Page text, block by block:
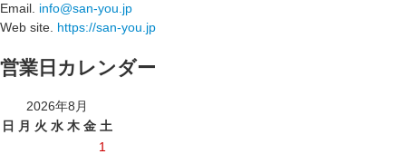
Email. info@san-you.jp
Web site. https://san-you.jp
営業日カレンダー
2026年8月
日
月 火 水 木 金 土
1